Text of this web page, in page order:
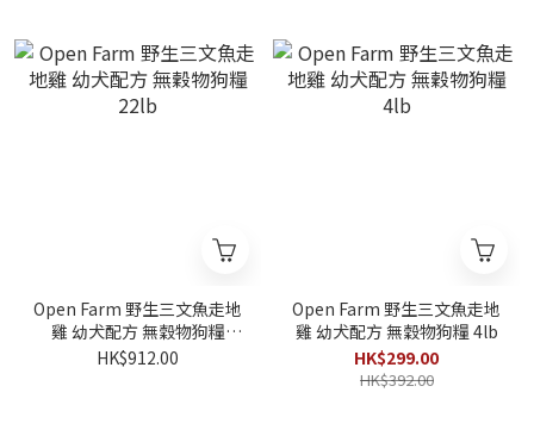
Open Farm 野生三文魚走地
雞 幼犬配方 無穀物狗糧
22lb
HK$912.00
Open Farm 野生三文魚走地
雞 幼犬配方 無穀物狗糧 4lb
HK$299.00
HK$392.00